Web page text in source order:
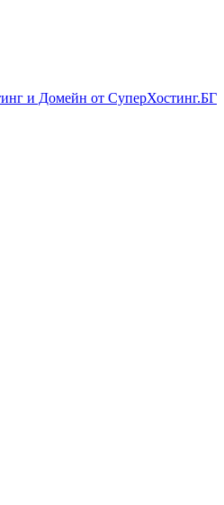
и Домейн от СуперХостинг.БГ